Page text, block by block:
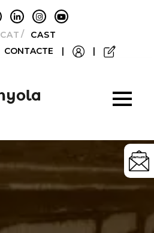
CATALÀCASTELLANO
CONTACTE | |